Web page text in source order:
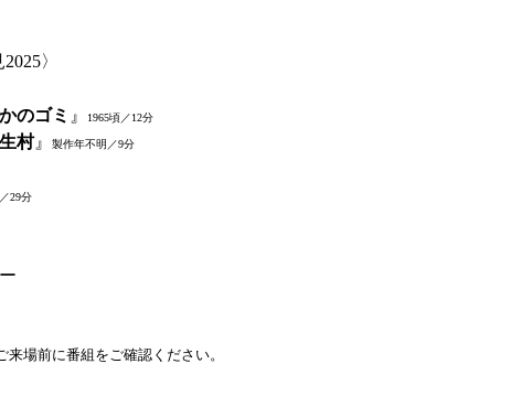
〉
のゴミ 』 1965頃／12分
村』 製作年不明／9分
29分
場前に番組をご確認ください。